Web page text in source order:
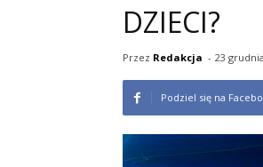
DZIECI?
Przez Redakcja - 23
Podziel się na